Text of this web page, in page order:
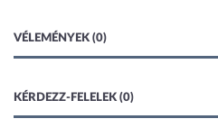
VÉLEMÉNYEK (0)
KÉRDEZZ-FELELEK (0)